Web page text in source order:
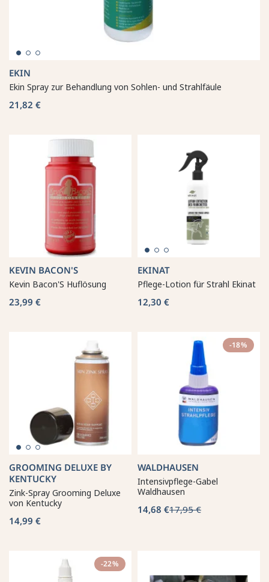
EKIN
Ekin Spray zur Behandlung von Sohlen- und Strahlfäule
21,82 €
KEVIN BACON'S
Kevin Bacon'S Huflösung
23,99 €
EKINAT
Pflege-Lotion für Strahl Ekinat
12,30 €
GROOMING DELUXE BY
KENTUCKY
Zink-Spray Grooming Deluxe
von Kentucky
14,99 €
-18%
WALDHAUSEN
Intensivpflege-Gabel
Waldhausen
14,68 €17,95 €
-22%